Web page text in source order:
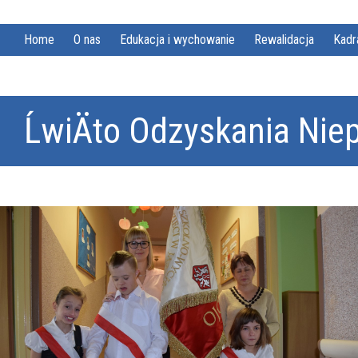
Home O nas Edukacja i wychowanie Rewalidacja
ĹwiÄto Odzyskania